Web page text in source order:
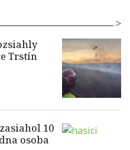
Trstín
10
osoba